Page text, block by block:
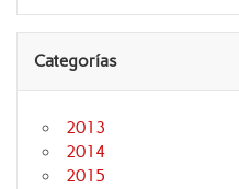
Categorías
2013
2014
2015